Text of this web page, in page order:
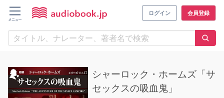
ログイン 会員登録
シャーロック・ホームズ「サ
セックスの吸血鬼」